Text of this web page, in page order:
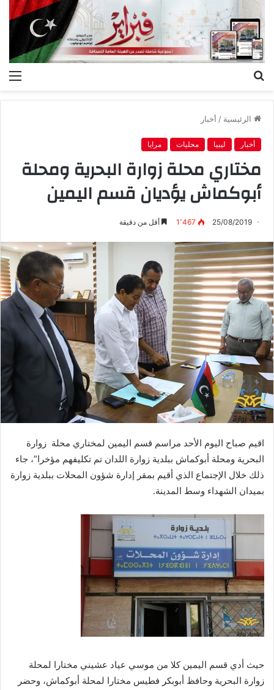
الرئيسية / أخبار
أخبار ليبيا محليات مرايا
مختاري محلة زوارة البحرية ومحلة
أبوكماش يؤديان قسم اليمين
25/08/2019 1٬467 أقل من دقيقة
اقيم صباح اليوم الأحد مراسم قسم اليمين لمختاري محلة زوارة
البحرية ومحلة أبوكماش ببلدية زوارة اللدان تم تكليفهم مؤخرا”، جاء
ذلك خلال الإجتماع الذي أقيم بمقر إدارة شؤون المحلات ببلدية زوارة
بميدان الشهداء وسط المدينة.
حيث أدي قسم اليمين كلا من موسي عياد عشيني مختارا لمحلة
زوارة البحرية وحافظ أبوبكر فطيس مختارا لمحلة أبوكماش، وحضر